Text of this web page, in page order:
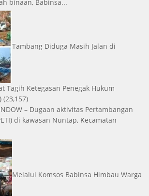
binaan, Babinsa...
Tambang Diduga Masih Jalan di
Tagih Ketegasan Penegak Hukum
(23,157)
– Dugaan aktivitas Pertambangan
di kawasan Nuntap, Kecamatan
Melalui Komsos Babinsa Himbau Warga